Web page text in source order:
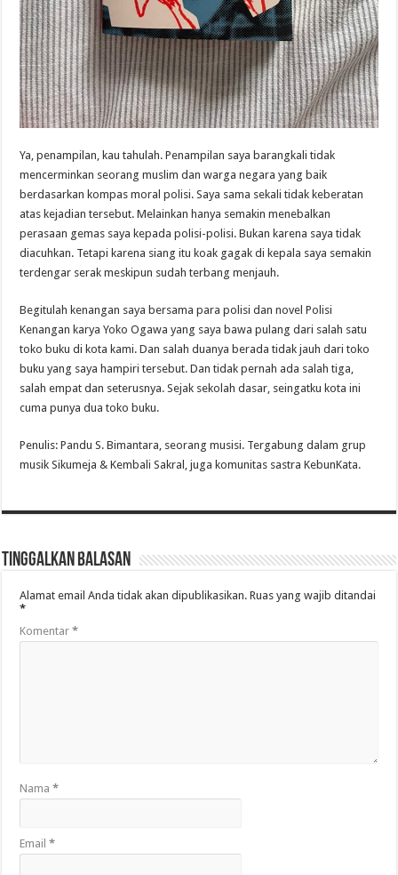
Ya, penampilan, kau tahulah. Penampilan saya barangkali tidak
mencerminkan seorang muslim dan warga negara yang baik
berdasarkan kompas moral polisi. Saya sama sekali tidak keberatan
atas kejadian tersebut. Melainkan hanya semakin menebalkan
perasaan gemas saya kepada polisi-polisi. Bukan karena saya tidak
diacuhkan. Tetapi karena siang itu koak gagak di kepala saya semakin
terdengar serak meskipun sudah terbang menjauh.
Begitulah kenangan saya bersama para polisi dan novel Polisi
Kenangan karya Yoko Ogawa yang saya bawa pulang dari salah satu
toko buku di kota kami. Dan salah duanya berada tidak jauh dari toko
buku yang saya hampiri tersebut. Dan tidak pernah ada salah tiga,
salah empat dan seterusnya. Sejak sekolah dasar, seingatku kota ini
cuma punya dua toko buku.
Penulis: Pandu S. Bimantara, seorang musisi. Tergabung dalam grup
musik Sikumeja & Kembali Sakral, juga komunitas sastra KebunKata.
Tinggalkan Balasan
Alamat email Anda tidak akan dipublikasikan. Ruas yang wajib ditandai
*
Komentar*
Nama*
Email*